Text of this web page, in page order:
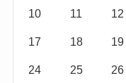
10 11 12
17 18 19
24 25 26